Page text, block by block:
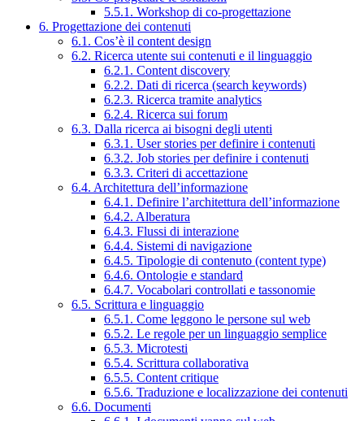
5.5.1. Workshop di co-progettazione
6. Progettazione dei contenuti
6.1. Cos’è il content design
6.2. Ricerca utente sui contenuti e il linguaggio
6.2.1. Content discovery
6.2.2. Dati di ricerca (search keywords)
6.2.3. Ricerca tramite analytics
6.2.4. Ricerca sui forum
6.3. Dalla ricerca ai bisogni degli utenti
6.3.1. User stories per definire i contenuti
6.3.2. Job stories per definire i contenuti
6.3.3. Criteri di accettazione
6.4. Architettura dell’informazione
6.4.1. Definire l’architettura dell’informazione
6.4.2. Alberatura
6.4.3. Flussi di interazione
6.4.4. Sistemi di navigazione
6.4.5. Tipologie di contenuto (content type)
6.4.6. Ontologie e standard
6.4.7. Vocabolari controllati e tassonomie
6.5. Scrittura e linguaggio
6.5.1. Come leggono le persone sul web
6.5.2. Le regole per un linguaggio semplice
6.5.3. Microtesti
6.5.4. Scrittura collaborativa
6.5.5. Content critique
6.5.6. Traduzione e localizzazione dei contenuti
6.6. Documenti